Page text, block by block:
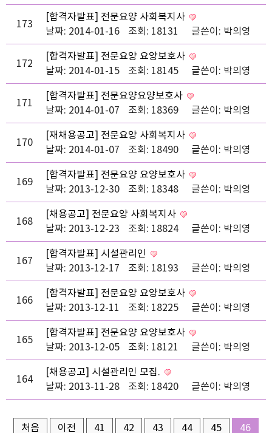
173
[합격자발표] 전문요양 사회복지사
날짜: 2014-01-16
조회: 18131 글쓴이: 박의영
172
[합격자발표] 전문요양 요양보호사
날짜: 2014-01-15
조회: 18145 글쓴이: 박의영
171
[합격자발표] 전문요양요양보호사
날짜: 2014-01-07
조회: 18369 글쓴이: 박의영
170
[재채용공고] 전문요양 사회복지사
날짜: 2014-01-07
조회: 18490 글쓴이: 박의영
169
[합격자발표] 전문요양 요양보호사
날짜: 2013-12-30
조회: 18348 글쓴이: 박의영
168
[채용공고] 전문요양 사회복지사
날짜: 2013-12-23
조회: 18824 글쓴이: 박의영
167
[합격자발표] 시설관리인
날짜: 2013-12-17
조회: 18193 글쓴이: 박의영
166
[합격자발표] 전문요양 요양보호사
날짜: 2013-12-11
조회: 18225 글쓴이: 박의영
165
[합격자발표] 전문요양 요양보호사
날짜: 2013-12-05
조회: 18121 글쓴이: 박의영
164
[채용공고] 시설관리인 모집.
날짜: 2013-11-28
조회: 18420 글쓴이: 박의영
처음 이전 41 42 43 44 45 46